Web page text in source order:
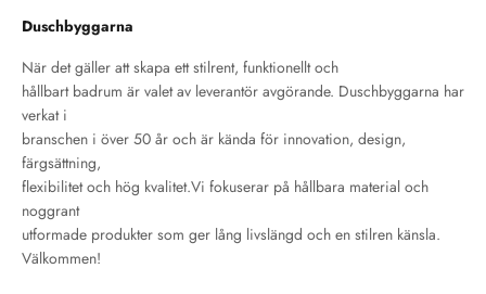
Duschbyggarna
När det gäller att skapa ett stilrent, funktionellt och
hållbart badrum är valet av leverantör avgörande. Duschbyggarna har
verkat i
branschen i över 50 år och är kända för innovation, design,
färgsättning,
flexibilitet och hög kvalitet.Vi fokuserar på hållbara material och
noggrant
utformade produkter som ger lång livslängd och en stilren känsla.
Välkommen!